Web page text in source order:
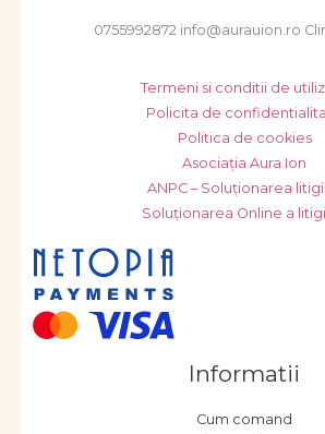
0755992872 info@aurauion.ro
Termeni si conditii de
Policita de
Politica de cookies
Asociația Aura Ion
ANPC – Soluționarea
Soluționarea Online a
Informatii
Cum comand